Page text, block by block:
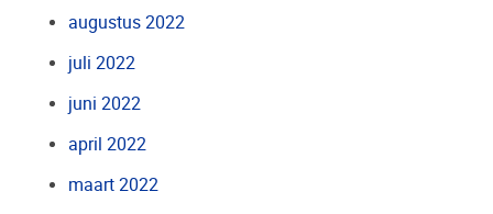
augustus 2022
juli 2022
juni 2022
april 2022
maart 2022